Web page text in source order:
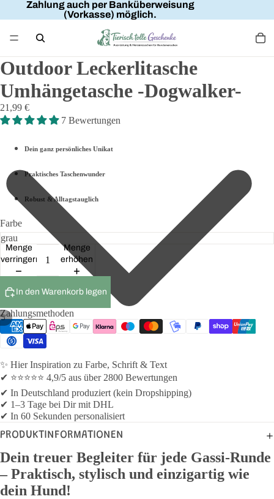
Zahlung auch per Banküberweisung
(Vorkasse) möglich.
5
Outdoor Leckerlitasche
Umhängetasche -Dogwalker-
21,99 €
7 Bewertungen
Dein ganz persönliches Unikat
Praktisches Taschenwunder
Robust & Alltagstauglich
Farbe
Menge
verringern
Menge
erhöhen
In den Warenkorb legen
Zahlungsmethoden
✨ Hier Inspiration zu Farbe, Schrift & Text
✔ ⭐⭐⭐⭐⭐ 4,9/5 aus über 2800 Bewertungen
✔ In Deutschland produziert (kein Dropshipping)
✔ 1–3 Tage bei Dir mit DHL
✔ In 60 Sekunden personalisiert
PRODUKTINFORMATIONEN
Dein treuer Begleiter für jede Gassi-Runde
– Praktisch, stylisch und einzigartig wie
dein Hund!